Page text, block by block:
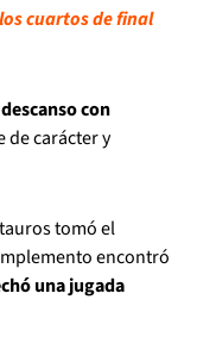
cuartos de final
con
de carácter y
tomó el
encontró
una jugada